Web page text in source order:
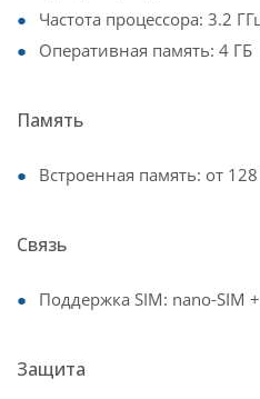
Частота процессора: 3.2
Оперативная память: 4 ГБ
Память
Встроенная память: от
Связь
Поддержка SIM: nano-SIM
Защита